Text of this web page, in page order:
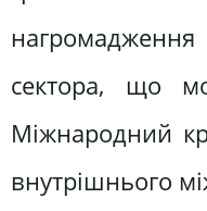
нагромадження
сектора, що
Міжнародний
внутрішнього